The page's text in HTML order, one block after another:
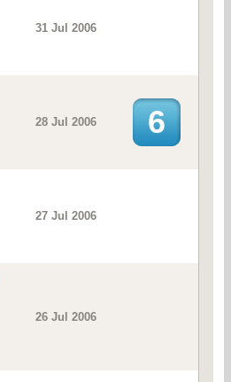
31 Jul 2006
28 Jul 2006 6
27 Jul 2006
26 Jul 2006